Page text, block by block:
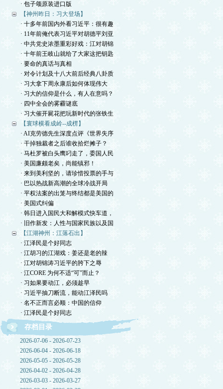
· 包子颂原装进口版
【神州昨日：习大登场】
· 十多年前国内外看习近平：很有趣
· 11年前俺代表习近平对胡德平刘亚
· 中共党史浓墨重彩好戏：江对胡锦
· 十年前王岐山就给了大家这把钥匙
· 要命的真话与真相
· 对令计划及十八大前后经典八卦质
· 习大拿下周永康后如何体现伟大
· 习大的信仰是什么，有人在意吗？
· 四中全会的雾霾谜底
· 习大催开屍花把玩新时代的张铁生
【寰球横看成岭--成楞】
· AI克劳德先生深度点评《世界失序
· 干掉独裁者之后谁收拾烂摊子？
· 马杜罗被白头鹰叼走了，委国人民
· 美国廉颇老矣，尚能镇邪！
· 来到美利坚的，请珍惜投票的手与
· 巴以热战新高潮的全球冷战开局
· 平权法案的出笼与终结都是美国的
· 美国式纠偏
· 韩日进入国民大和解模式快车道，
· 旧作新发：人性与国家民族以及国
【江湖神州：江落石出】
· 江泽民是个好同志
· 江胡习的江湖戏：姜还是老的辣
· 江对胡锦涛习近平的胯下之辱
· 江CORE 为何不适“可”而止？
· 习如果要动江，必须趁早
· 习近平抽刀断流，能动江泽民吗
· 名不正而言必顺：中国的信仰
· 江泽民是个好同志
存档目录
2026-07-06 - 2026-07-23
2026-06-04 - 2026-06-18
2026-05-05 - 2026-05-28
2026-04-02 - 2026-04-28
2026-03-03 - 2026-03-27